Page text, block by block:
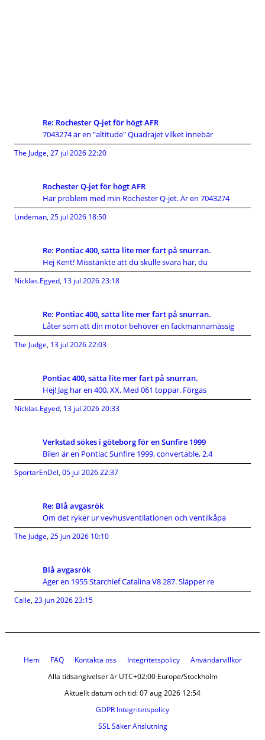
Re: Rochester Q-jet för högt AFR
7043274 är en "altitude" Quadrajet vilket innebär
The Judge, 27 jul 2026 22:20
Rochester Q-jet för högt AFR
Har problem med min Rochester Q-jet. Är en 7043274
Lindeman, 25 jul 2026 18:50
Re: Pontiac 400, sätta lite mer fart på snurran.
Hej Kent! Misstänkte att du skulle svara här, du
Nicklas.Egyed, 13 jul 2026 23:18
Re: Pontiac 400, sätta lite mer fart på snurran.
Låter som att din motor behöver en fackmannamässig
The Judge, 13 jul 2026 22:03
Pontiac 400, sätta lite mer fart på snurran.
Hej! Jag har en 400, XX. Med 061 toppar. Förgas
Nicklas.Egyed, 13 jul 2026 20:33
Verkstad sökes i göteborg för en Sunfire 1999
Bilen är en Pontiac Sunfire 1999, convertable, 2.4
SportarEnDel, 05 jul 2026 22:37
Re: Blå avgasrök
Om det ryker ur vevhusventilationen och ventilkåpa
The Judge, 25 jun 2026 10:10
Blå avgasrök
Äger en 1955 Starchief Catalina V8 287. Släpper re
Calle, 23 jun 2026 23:15
Hem FAQ Kontakta oss Integritetspolicy
Användarvillkor
Alla tidsangivelser är UTC+02:00 Europe/Stockholm
Aktuellt datum och tid: 07 aug 2026 12:54
GDPR Integritetspolicy
SSL Säker Anslutning